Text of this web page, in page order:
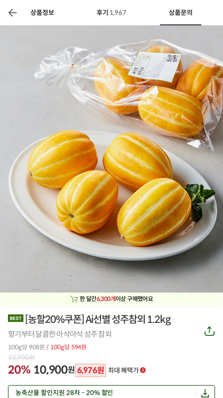
상품정보 후기 1,967 상품문의
주문/배송 고객센터
한 달간6,300개이상 구매했어요
[농할20%쿠폰] Ai선별 성주참외 1.2kg
향기부터 달콤한 아삭아삭 성주 참외
100g당 908원 / 100g당 594원
13,700원
20% 10,900원 6,976원 최대 혜택가
농축산물 할인지원 28차 - 20% 할인
공
유